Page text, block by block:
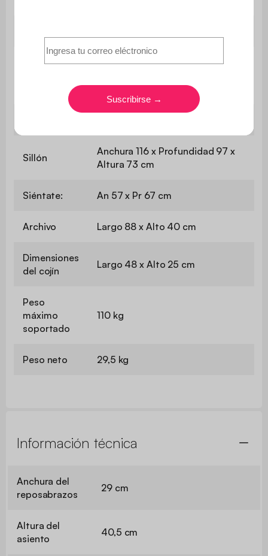
El producto se entrega
manual
Sillón
Anchura 116 x Profundidad 97 x
Altura 73 cm
Siéntate: An 57 x Pr 67 cm
Archivo Largo 88 x Alto 40 cm
Dimensiones
del cojín
Largo 48 x Alto 25 cm
Peso
máximo
soportado
110 kg
Peso neto 29,5 kg
Información técnica
Anchura del
reposabrazos
29 cm
Altura del
asiento
40,5 cm